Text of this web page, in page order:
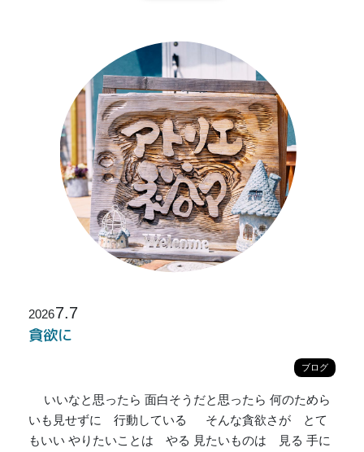
20267.7
貪欲に
ブログ
いいなと思ったら 面白そうだと思ったら 何のためら
いも見せずに 行動している そんな貪欲さが とて
もいい やりたいことは やる 見たいものは 見る 手に